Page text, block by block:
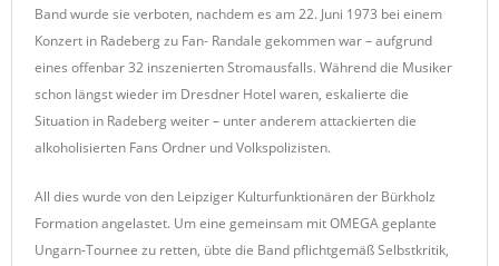
Band wurde sie verboten, nachdem es am 22. Juni 1973 bei einem
Konzert in Radeberg zu Fan- Randale gekommen war – aufgrund
eines offenbar 32 inszenierten Stromausfalls. Während die Musiker
schon längst wieder im Dresdner Hotel waren, eskalierte die
Situation in Radeberg weiter – unter anderem attackierten die
alkoholisierten Fans Ordner und Volkspolizisten.
All dies wurde von den Leipziger Kulturfunktionären der Bürkholz
Formation angelastet. Um eine gemeinsam mit OMEGA geplante
Ungarn-Tournee zu retten, übte die Band pflichtgemäß Selbstkritik,